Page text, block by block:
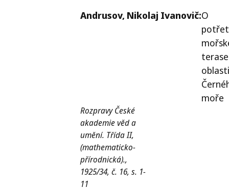
Andrusov, Nikolaj Ivanovič:O
moře
Rozpravy České
akademie věd a
umění. Třída II,
(mathematicko-
přírodnická).,
1925/34, č. 16, s. 1-
11